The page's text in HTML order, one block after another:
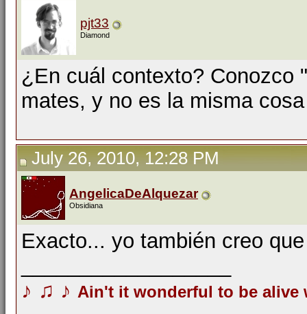
pjt33
Diamond
¿En cuál contexto? Conozco
mates, y no es la misma
July 26, 2010, 12:28 PM
AngelicaDeAlquezar
Obsidiana
Exacto... yo también creo
♪ ♫ ♪ Ain't it wonderful to be